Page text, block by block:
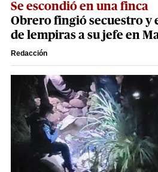
Se escondió en una finca
Obrero fingió secuestro y
de lempiras a su jefe en
Redacción